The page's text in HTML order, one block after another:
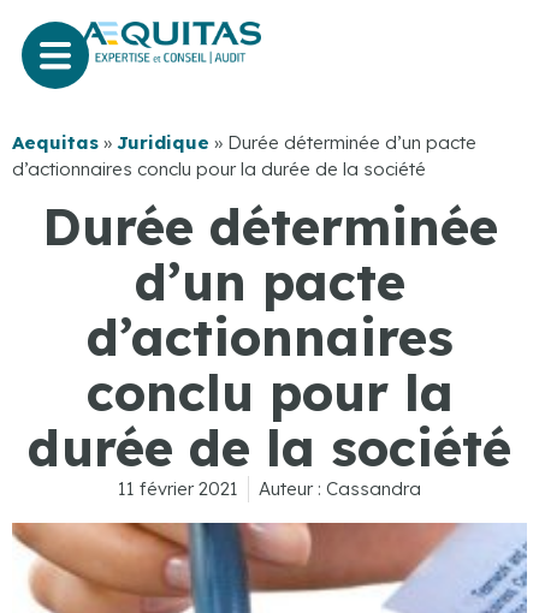
Aequitas » Juridique » Durée déterminée d’un pacte
d’actionnaires conclu pour la durée de la société
Durée déterminée
d’un pacte
d’actionnaires
conclu pour la
durée de la société
11 février 2021 Auteur : Cassandra